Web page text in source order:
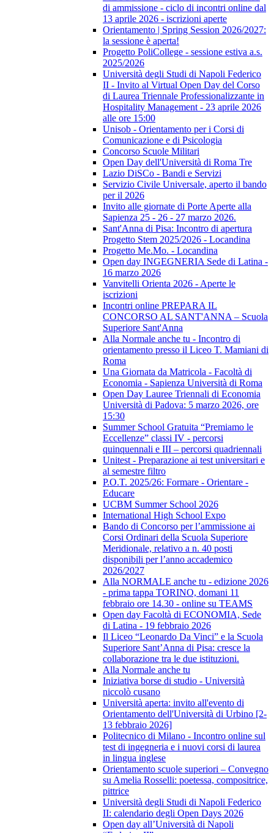
di ammissione - ciclo di incontri online dal
13 aprile 2026 - iscrizioni aperte
Orientamento | Spring Session 2026/2027:
la sessione è aperta!
Progetto PoliCollege - sessione estiva a.s.
2025/2026
Università degli Studi di Napoli Federico
II - Invito al Virtual Open Day del Corso
di Laurea Triennale Professionalizzante in
Hospitality Management - 23 aprile 2026
alle ore 15:00
Unisob - Orientamento per i Corsi di
Comunicazione e di Psicologia
Concorso Scuole Militari
Open Day dell'Università di Roma Tre
Lazio DiSCo - Bandi e Servizi
Servizio Civile Universale, aperto il bando
per il 2026
Invito alle giornate di Porte Aperte alla
Sapienza 25 - 26 - 27 marzo 2026.
Sant'Anna di Pisa: Incontro di apertura
Progetto Stem 2025/2026 - Locandina
Progetto Me.Mo. - Locandina
Open day INGEGNERIA Sede di Latina -
16 marzo 2026
Vanvitelli Orienta 2026 - Aperte le
iscrizioni
Incontri online PREPARA IL
CONCORSO AL SANT'ANNA – Scuola
Superiore Sant'Anna
Alla Normale anche tu - Incontro di
orientamento presso il Liceo T. Mamiani di
Roma
Una Giornata da Matricola - Facoltà di
Economia - Sapienza Università di Roma
Open Day Lauree Triennali di Economia
Università di Padova: 5 marzo 2026, ore
15:30
Summer School Gratuita “Premiamo le
Eccellenze” classi IV - percorsi
quinquennali e III – percorsi quadriennali
Unitest - Preparazione ai test universitari e
al semestre filtro
P.O.T. 2025/26: Formare - Orientare -
Educare
UCBM Summer School 2026
International High School Expo
Bando di Concorso per l’ammissione ai
Corsi Ordinari della Scuola Superiore
Meridionale, relativo a n. 40 posti
disponibili per l’anno accademico
2026/2027
Alla NORMALE anche tu - edizione 2026
- prima tappa TORINO, domani 11
febbraio ore 14.30 - online su TEAMS
Open day Facoltà di ECONOMIA, Sede
di Latina - 19 febbraio 2026
Il Liceo “Leonardo Da Vinci” e la Scuola
Superiore Sant’Anna di Pisa: cresce la
collaborazione tra le due istituzioni.
Alla Normale anche tu
Iniziativa borse di studio - Università
niccolò cusano
Università aperta: invito all'evento di
Orientamento dell'Università di Urbino [2-
13 febbraio 2026]
Politecnico di Milano - Incontro online sul
test di ingegneria e i nuovi corsi di laurea
in lingua inglese
Orientamento scuole superiori – Convegno
su Amelia Rosselli: poetessa, compositrice,
pittrice
Università degli Studi di Napoli Federico
II: calendario degli Open Days 2026
Open day all’Università di Napoli